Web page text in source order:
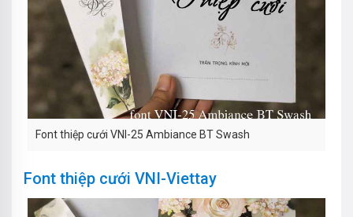
Font thiệp cưới VNI-25 Ambiance BT Swash
Font thiệp cưới VNI-Viettay